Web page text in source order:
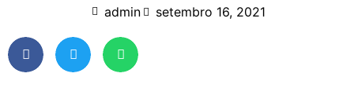
admin setembro 16, 2021